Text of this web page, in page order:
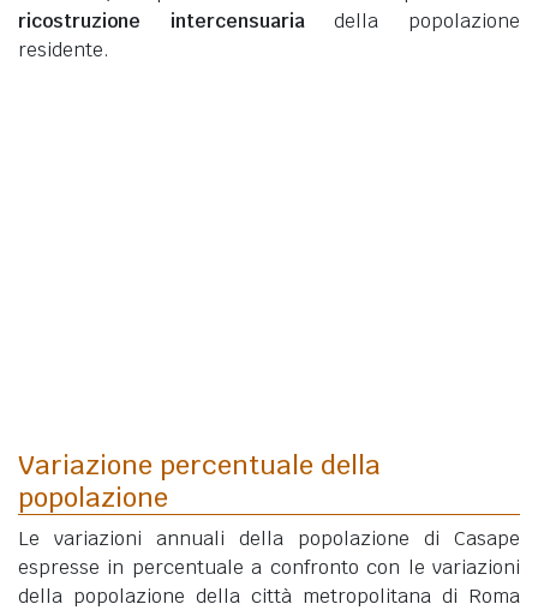
ricostruzione intercensuariadella popolazione
residente.
Variazione percentuale della
popolazione
Le variazioni annuali della popolazione di Casape
espresse in percentuale a confronto con le variazioni
della popolazione della città metropolitana di Roma